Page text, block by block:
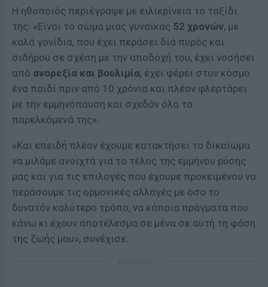
Η ηθοποιός περιέγραψε με ειλικρίνεια το ταξίδι
της: «Είναι το σώμα μιας γυναίκας 52 χρονών, με
καλά γονίδια, που έχει περάσει διά πυρός και
σιδήρου σε σχέση με την αποδοχή του, έχει νοσήσει
από ανορεξία και βουλιμία, έχει φέρει στον κόσμο
ένα παιδί πριν από 10 χρόνια και πλέον φλερτάρει
με την εμμηνόπαυση και σχεδόν όλα τα
παρελκόμενά της».
«Και επειδή πλέον έχουμε κατακτήσει το δικαίωμα
να μιλάμε ανοιχτά για το τέλος της εμμήνου ρύσης
μας και για τις επιλογές που έχουμε προκειμένου να
περάσουμε τις ορμονικές αλλαγές με όσο το
δυνατόν καλύτερο τρόπο, να κάποια πράγματα που
κάνω κι έχουν αποτέλεσμα σε μένα σε αυτή τη φάση
της ζωής μου», συνέχισε.